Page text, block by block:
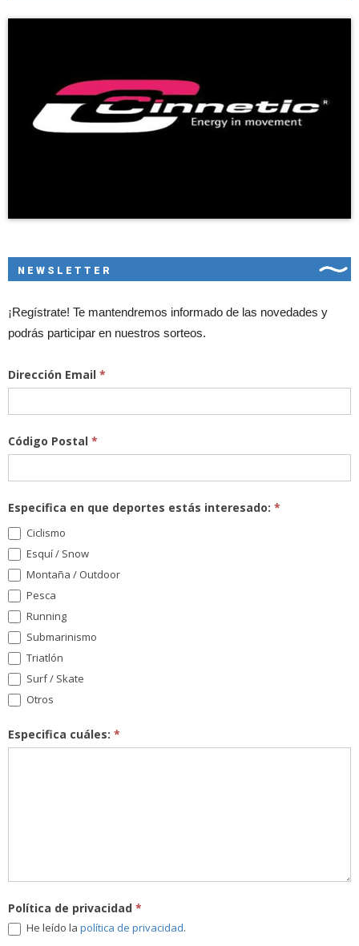
NEWSLETTER
¡Regístrate! Te mantendremos informado de las novedades y
podrás participar en nuestros sorteos.
Dirección Email *
Código Postal *
Especifica en que deportes estás interesado: *
Ciclismo
Esquí / Snow
Montaña / Outdoor
Pesca
Running
Submarinismo
Triatlón
Surf / Skate
Otros
Especifica cuáles: *
Política de privacidad *
He leído la política de privacidad.